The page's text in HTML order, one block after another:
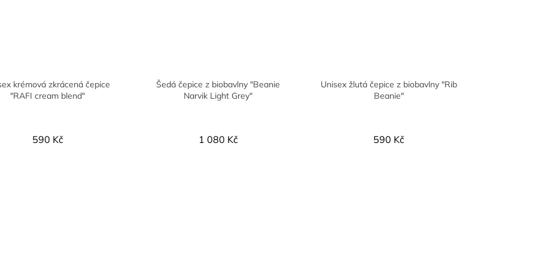
krémová zkrácená čepice
"RAFI cream blend"
590 Kč
Šedá čepice z biobavlny "Beanie
Narvik Light Grey"
1 080 Kč
Unisex žlutá čepice z biobavlny "Rib
Beanie"
590 Kč